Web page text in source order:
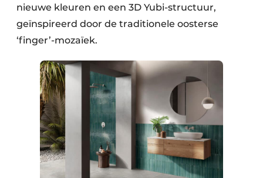
nieuwe kleuren en een 3D Yubi-structuur,
geïnspireerd door de traditionele oosterse
‘finger’-mozaïek.